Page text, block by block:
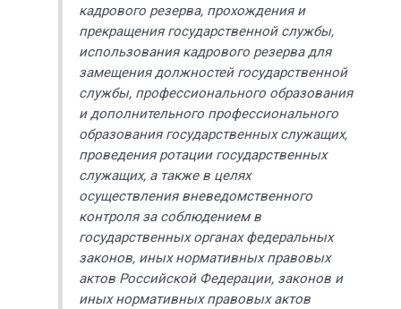
кадрового резерва, прохождения и
прекращения государственной службы,
использования кадрового резерва для
замещения должностей государственной
службы, профессионального образования
и дополнительного профессионального
образования государственных служащих,
проведения ротации государственных
служащих, а также в целях
осуществления вневедомственного
контроля за соблюдением в
государственных органах федеральных
законов, иных нормативных правовых
актов Российской Федерации, законов и
иных нормативных правовых актов